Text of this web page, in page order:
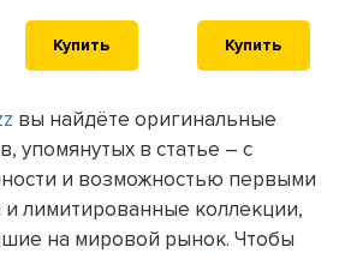
Купить Купить
вы найдёте оригинальные
упомянутых в статье – с
и возможностью первыми
и лимитированные коллекции,
на мировой рынок. Чтобы